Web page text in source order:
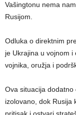
Vašingtonu nema
Rusijom.
Odluka o direktnim
je Ukrajina u vojnom
vojnika, oružja i
Ova situacija
izolovano, dok Rusija